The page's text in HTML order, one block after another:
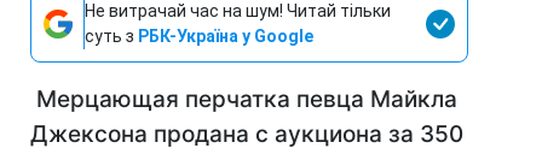
Не витрачай час на шум! Читай тільки
суть з РБК-Україна у Google
Мерцающая перчатка певца Майкла
Джексона продана с аукциона за 350